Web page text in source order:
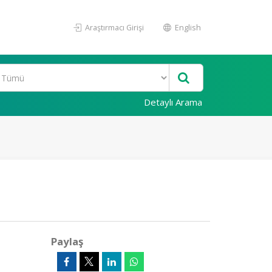
Araştırmacı Girişi English
Detaylı Arama
Paylaş